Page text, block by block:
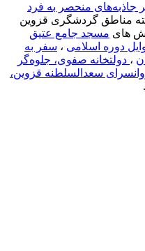
جاذبه‌های منحصر به فرد
مناطق گردشگری قزوین
های مسجد جامع عتیق
دوره اسلامی ، سفر به
، دولتخانه صفوی، جلوه‌گر
سعدالسلطنه قزوین،